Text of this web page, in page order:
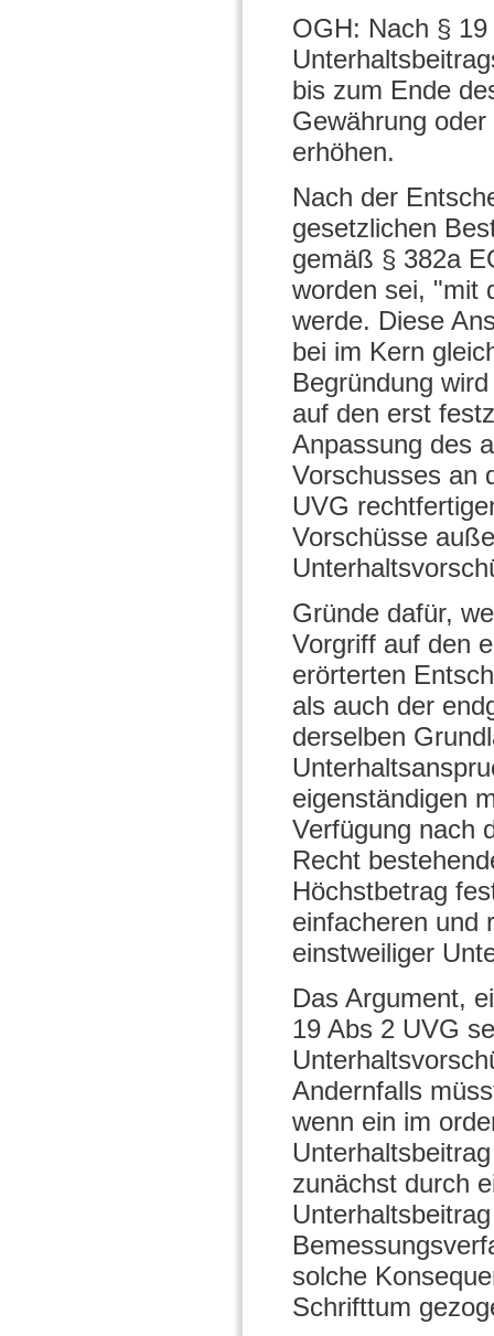
OGH: Nach §
bis zum Ende
Gewährung
erhöhen.
Nach der
gesetzlichen
gemäß § 382a
worden sei, "mit
werde. Diese
bei im Kern
Begründung
auf den erst
Anpassung des
Vorschusses an
UVG
Vorschüsse
Gründe dafür,
Vorgriff auf den
erörterten
als auch der
derselben
eigenständigen
Verfügung nach
Recht
Höchstbetrag
einfacheren und
einstweiliger
Das Argument,
19 Abs 2 UVG
Andernfalls
wenn ein im
zunächst durch
solche
Schrifttum